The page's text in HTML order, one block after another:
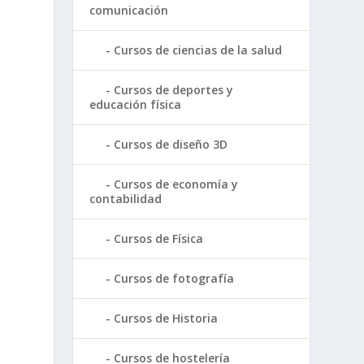
comunicación
Cursos de ciencias de la salud
Cursos de deportes y
educación física
Cursos de diseño 3D
Cursos de economía y
contabilidad
Cursos de Física
Cursos de fotografía
Cursos de Historia
Cursos de hostelería